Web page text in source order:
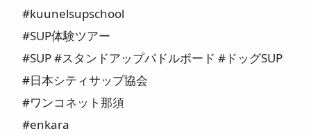
#kuunelsupschool
#SUP体験ツアー
#SUP #スタンドアップパドルボード #ドッグSUP
#日本シティサップ協会
#ワンコネット那須
#enkara